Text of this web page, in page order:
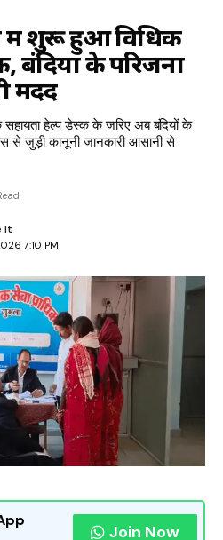
में शुरू हुआ विधिक
बंदियों के परिजनों
मदद
हेल्प डेस्क के जरिए अब बंदियों के
से जुड़ी कानूनी जानकारी आसानी से
7:10 PM
Join Now